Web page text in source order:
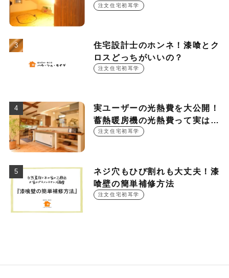
ル注文住宅初耳学
住宅設計士のホンネ！漆喰とク
ロスどっちがいいの？
注文住宅初耳学
実ユーザーの光熱費を大公開！
蓄熱暖房機の光熱費って実は
○○○円！？
注文住宅初耳学
ネジ穴もひび割れも大丈夫！漆
喰壁の簡単補修方法
注文住宅初耳学